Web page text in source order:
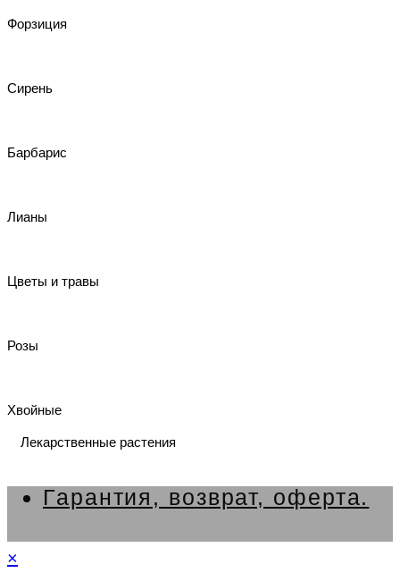
Форзиция
Сирень
Барбарис
Лианы
Цветы и травы
Розы
Хвойные
Лекарственные растения
Гарантия, возврат, оферта.
×